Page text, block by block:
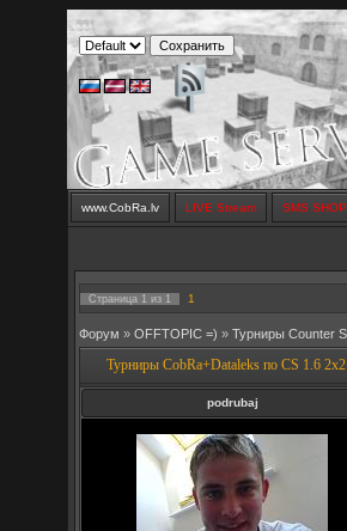
www.CobRa.lv LIVE Stream SMS SHOP
Страница 1 из 1 1
Форум » OFFTOPIC =) » Турниры Counter
Турниры CobRa+Dataleks по CS 1.6
podrubaj